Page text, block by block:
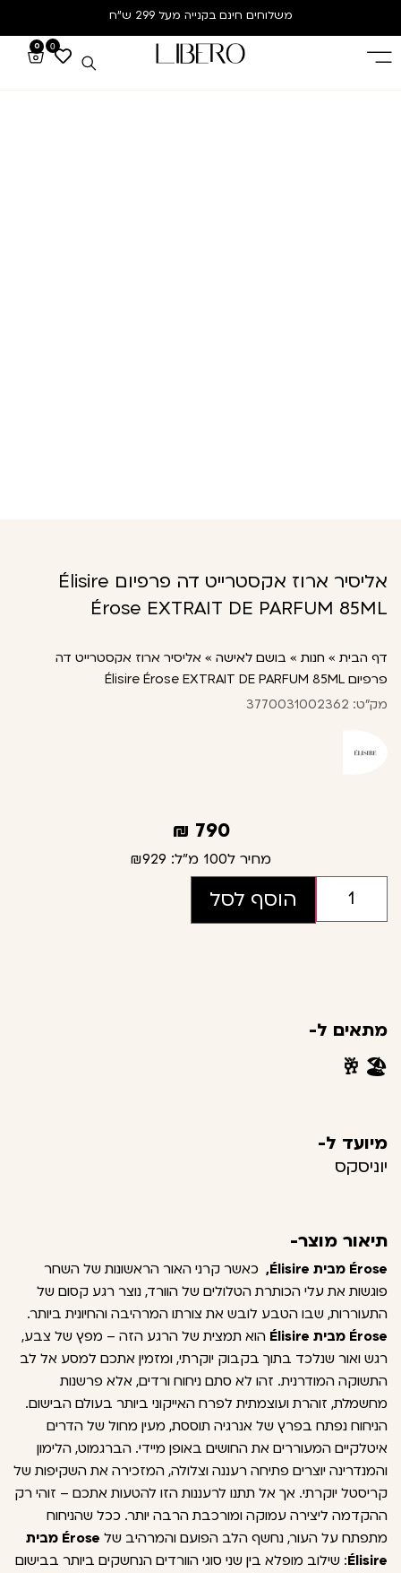
משלוחים חינם בקנייה מעל 299 ש”ח
0
0
אליסיר ארוז אקסטרייט דה פרפיום Élisire
Érose EXTRAIT DE PARFUM 85ML
דף הבית » חנות » בושם לאישה » אליסיר ארוז אקסטרייט דה
פרפיום Élisire Érose EXTRAIT DE PARFUM 85ML
מק"ט: 3770031002362
790
₪
מחיר ל100 מ"ל: ₪929
הוסף לסל
מתאים ל-
🏖️
🥂
מיועד ל-
יוניסקס
תיאור מוצר-
Érose מבית Élisire,
כאשר קרני האור הראשונות של השחר
פוגשות את עלי הכותרת הטלולים של הוורד, נוצר רגע קסום של
התעוררות, שבו הטבע לובש את צורתו המרהיבה והחיונית ביותר.
Érose מבית Élisire
הוא תמצית של הרגע הזה – מפץ של צבע,
רגש ואור שנלכד בתוך בקבוק יוקרתי, ומזמין אתכם למסע אל לב
התשוקה המודרנית. זהו לא סתם ניחוח ורדים, אלא פרשנות
מחשמלת, זוהרת ועוצמתית לפרח האייקוני ביותר בעולם הבישום.
הניחוח נפתח בפרץ של אנרגיה תוססת, מעין מחול של הדרים
איטלקיים המעוררים את החושים באופן מיידי. הברגמוט, הלימון
והמנדרינה יוצרים פתיחה רעננה וצלולה, המזכירה את השקיפות של
קריסטל יוקרתי. אך אל תתנו לרעננות הזו להטעות אתכם – זוהי רק
ההקדמה ליצירה עמוקה ומורכבת הרבה יותר. ככל שהניחוח
מתפתח על העור, נחשף הלב הפועם והמרהיב של
Érose מבית
Élisire: שילוב מופלא בין שני סוגי הוורדים הנחשקים ביותר בבישום